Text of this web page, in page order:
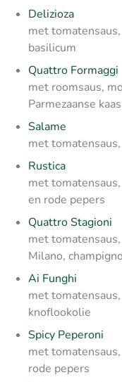
Delizioza
met
basilicum
Quattro Formaggi
met roomsaus,
Parmezaanse kaas
Salame
met
Rustica
met
en rode pepers
Quattro Stagioni
met
Milano,
Ai Funghi
met
knoflookolie
Spicy Peperoni
met
rode pepers